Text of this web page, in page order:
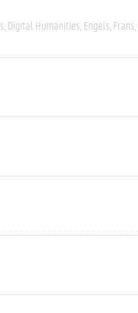
Digital Humanities Engels Frans